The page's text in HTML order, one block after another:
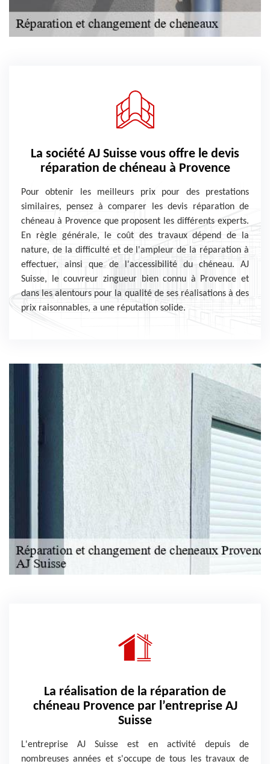
La société AJ Suisse vous offre le devis
réparation de chéneau à Provence
Pour obtenir les meilleurs prix pour des prestations
similaires, pensez à comparer les devis réparation de
chéneau à Provence que proposent les différents experts.
En règle générale, le coût des travaux dépend de la
nature, de la difficulté et de l'ampleur de la réparation à
effectuer, ainsi que de l'accessibilité du chéneau. AJ
Suisse, le couvreur zingueur bien connu à Provence et
dans les alentours pour la qualité de ses réalisations à des
prix raisonnables, a une réputation solide.
La réalisation de la réparation de
chéneau Provence par l’entreprise AJ
Suisse
L'entreprise AJ Suisse est en activité depuis de
nombreuses années et s'occupe de tous les travaux de